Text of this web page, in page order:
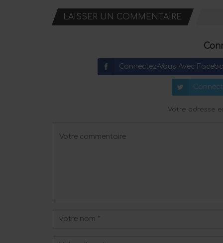
LAISSER UN COMMENTAIRE
Connectez-Vous Avec
Votre adresse